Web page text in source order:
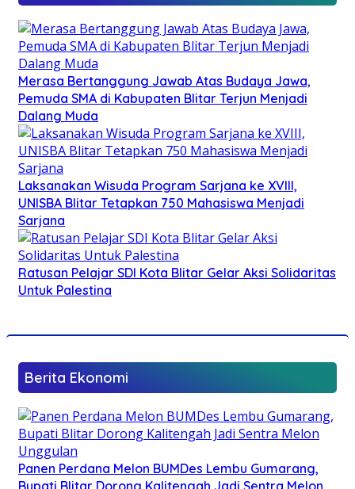
Merasa Bertanggung Jawab Atas Budaya Jawa,
Pemuda SMA di Kabupaten Blitar Terjun Menjadi
Dalang Muda
Laksanakan Wisuda Program Sarjana ke XVIII,
UNISBA Blitar Tetapkan 750 Mahasiswa Menjadi
Sarjana
Ratusan Pelajar SDI Kota Blitar Gelar Aksi Solidaritas
Untuk Palestina
Berita Ekonomi
Panen Perdana Melon BUMDes Lembu Gumarang,
Bupati Blitar Dorong Kalitengah Jadi Sentra Melon